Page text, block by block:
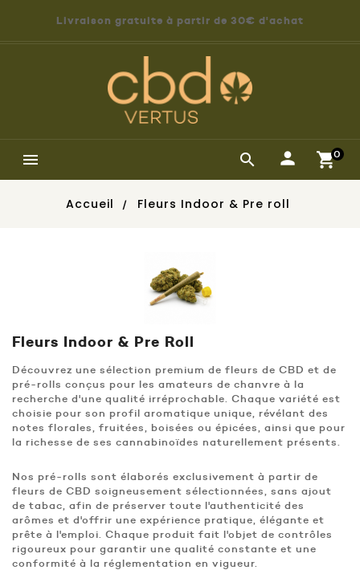
Livraison gratuite à partir de 30€ d'achat
  0
Accueil Fleurs Indoor & Pre roll
Fleurs Indoor & Pre Roll
Découvrez une sélection premium de fleurs de CBD et de
pré-rolls conçus pour les amateurs de chanvre à la
recherche d'une qualité irréprochable. Chaque variété est
choisie pour son profil aromatique unique, révélant des
notes florales, fruitées, boisées ou épicées, ainsi que pour
la richesse de ses cannabinoïdes naturellement présents.
Nos pré-rolls sont élaborés exclusivement à partir de
fleurs de CBD soigneusement sélectionnées, sans ajout
de tabac, afin de préserver toute l'authenticité des
arômes et d'offrir une expérience pratique, élégante et
prête à l'emploi. Chaque produit fait l'objet de contrôles
rigoureux pour garantir une qualité constante et une
conformité à la réglementation en vigueur.